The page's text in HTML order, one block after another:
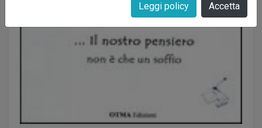
Leggi policy Accetta